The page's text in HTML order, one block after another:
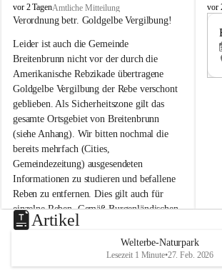
B
r
i
t
e
n
b
r
u
n
n
a
m
N
e
u
s
d
vor 2 TagenAmtliche Mitteilung
Verordnung betr. Goldgelbe Vergilbung!
Leider ist auch die Gemeinde
Breitenbrunn nicht vor der durch die
Amerikanische Rebzikade übertragene
Goldgelbe Vergilbung der Rebe verschont
geblieben. Als Sicherheitszone gilt das
gesamte Ortsgebiet von Breitenbrunn
(siehe Anhang). Wir bitten nochmal die
bereits mehrfach (Cities,
Gemeindezeitung) ausgesendeten
Informationen zu studieren und befallene
Reben zu entfernen. Dies gilt auch für
einzelne Reben. Gemäß Burgenländischen
Weinbaugesetz sind nicht gepflegte oder
unzulässige Weingärten zu roden! Bitte
helfen wir zusammen um unsere Winzer
vor den prognostizierten Ernteausfällen
B
e
u
e
d
vor
Artikel
Welterbe-Naturpark
Lesezeit 1 Minute•27. Feb. 2026